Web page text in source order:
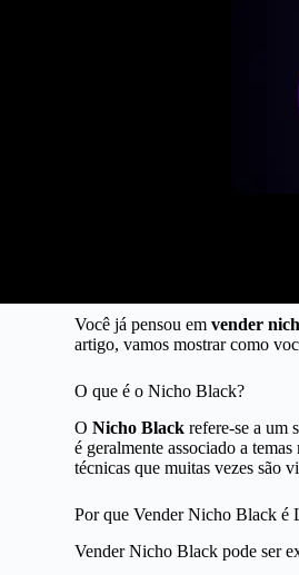
Você já pensou emvender
artigo, vamos mostrar como
O que é o Nicho Black?
ONicho Black refere-se a um
é geralmente associado a
técnicas que muitas vezes são
Por que Vender Nicho Black é
Vender Nicho Black pode ser